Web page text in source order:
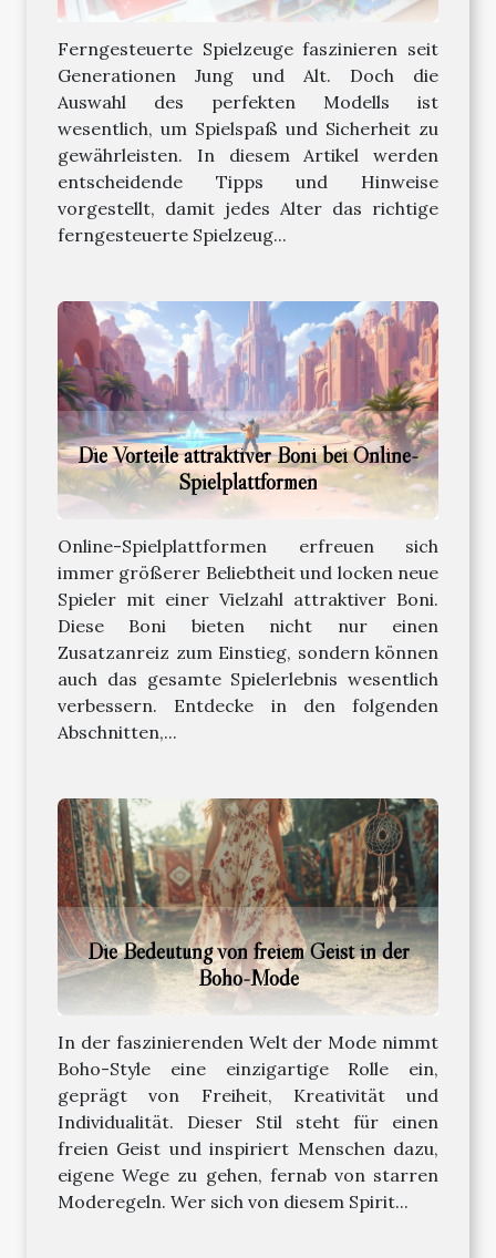
Ferngesteuerte Spielzeuge faszinieren seit
Generationen Jung und Alt. Doch die
Auswahl des perfekten Modells ist
wesentlich, um Spielspaß und Sicherheit zu
gewährleisten. In diesem Artikel werden
entscheidende Tipps und Hinweise
vorgestellt, damit jedes Alter das richtige
ferngesteuerte Spielzeug...
Die Vorteile attraktiver Boni bei Online-
Spielplattformen
Online-Spielplattformen erfreuen sich
immer größerer Beliebtheit und locken neue
Spieler mit einer Vielzahl attraktiver Boni.
Diese Boni bieten nicht nur einen
Zusatzanreiz zum Einstieg, sondern können
auch das gesamte Spielerlebnis wesentlich
verbessern. Entdecke in den folgenden
Abschnitten,...
Die Bedeutung von freiem Geist in der
Boho-Mode
In der faszinierenden Welt der Mode nimmt
Boho-Style eine einzigartige Rolle ein,
geprägt von Freiheit, Kreativität und
Individualität. Dieser Stil steht für einen
freien Geist und inspiriert Menschen dazu,
eigene Wege zu gehen, fernab von starren
Moderegeln. Wer sich von diesem Spirit...